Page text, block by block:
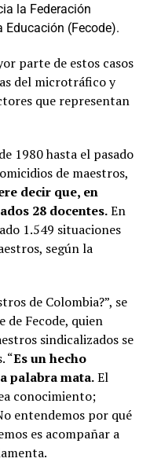
la Federación
Educación (Fecode).
parte de estos casos
del microtráfico y
que representan
1980 hasta el pasado
de maestros,
decir que, en
28 docentes.En
1.549 situaciones
según la
de Colombia?”, se
de Fecode, quien
sindicalizados se
“Es un hecho
palabra mata.El
conocimiento;
entendemos por qué
es acompañar a